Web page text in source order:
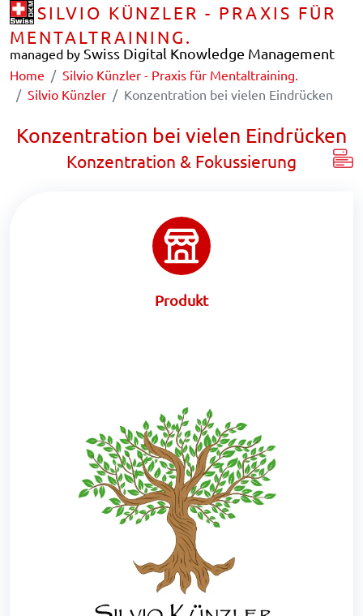
SILVIO KÜNZLER - PRAXIS FÜR
MENTALTRAINING.
managed by Swiss Digital Knowledge Management
Home
Silvio Künzler - Praxis für Mentaltraining.
Silvio Künzler
Konzentration bei vielen Eindrücken
Konzentration bei vielen Eindrücken
Konzentration & Fokussierung
Produkt